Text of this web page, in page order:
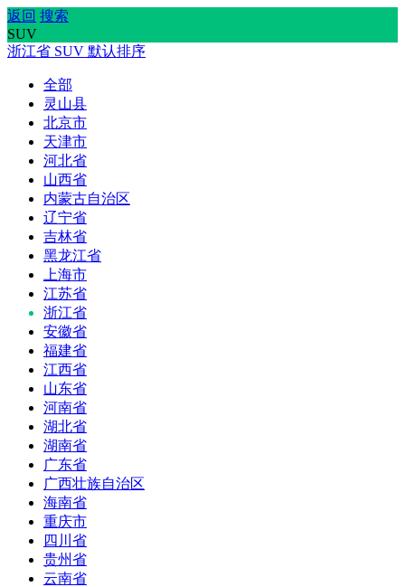
返回 搜索
SUV
浙江省 SUV 默认排序
全部
灵山县
北京市
天津市
河北省
山西省
内蒙古自治区
辽宁省
吉林省
黑龙江省
上海市
江苏省
浙江省
安徽省
福建省
江西省
山东省
河南省
湖北省
湖南省
广东省
广西壮族自治区
海南省
重庆市
四川省
贵州省
云南省